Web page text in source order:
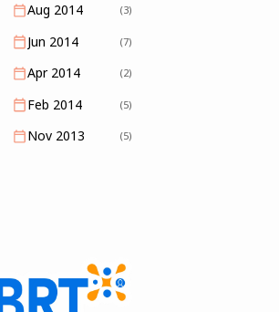
Aug 2014 (3)
Jun 2014 (7)
Apr 2014 (2)
Feb 2014 (5)
Nov 2013 (5)